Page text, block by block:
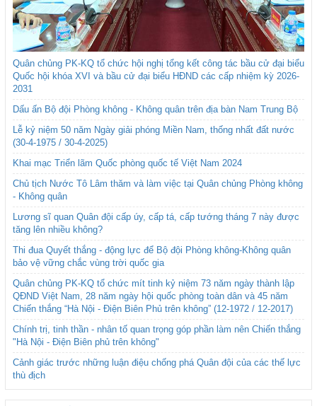
Quân chủng PK-KQ tổ chức hội nghị tổng kết công tác bầu cử đại biểu
Quốc hội khóa XVI và bầu cử đại biểu HĐND các cấp nhiệm kỳ 2026-
2031
Dấu ấn Bộ đội Phòng không - Không quân trên địa bàn Nam Trung Bộ
Lễ kỷ niệm 50 năm Ngày giải phóng Miền Nam, thống nhất đất nước
(30-4-1975 / 30-4-2025)
Khai mạc Triển lãm Quốc phòng quốc tế Việt Nam 2024
Chủ tịch Nước Tô Lâm thăm và làm việc tại Quân chủng Phòng không
- Không quân
Lương sĩ quan Quân đội cấp úy, cấp tá, cấp tướng tháng 7 này được
tăng lên nhiều không?
Thi đua Quyết thắng - động lực để Bộ đội Phòng không-Không quân
bảo vệ vững chắc vùng trời quốc gia
Quân chủng PK-KQ tổ chức mít tinh kỷ niệm 73 năm ngày thành lập
QĐND Việt Nam, 28 năm ngày hội quốc phòng toàn dân và 45 năm
Chiến thắng “Hà Nội - Điện Biên Phủ trên không” (12-1972 / 12-2017)
Chính trị, tinh thần - nhân tố quan trọng góp phần làm nên Chiến thắng
"Hà Nội - Điện Biên phủ trên không"
Cảnh giác trước những luận điệu chống phá Quân đội của các thế lực
thù địch